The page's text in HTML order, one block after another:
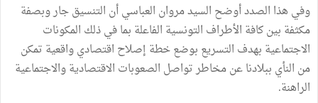
وفي هذا الصدد أوضح السيد مروان العباسي أن التنسيق جار وبصفة
مكثفة بين كافة الأطراف التونسية الفاعلة بما في ذلك المكونات
الاجتماعية بهدف التسريع بوضع خطة إصلاح اقتصادي واقعية تمكن
من النأي ببلادنا عن مخاطر تواصل الصعوبات الاقتصادية والاجتماعية
الراهنة.